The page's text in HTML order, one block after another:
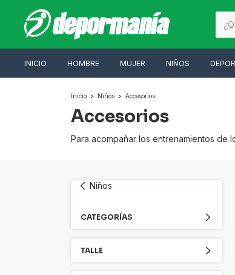
INICIO HOMBRE MUJER NIÑOS
Inicio > Niños > Accesorios
Accesorios
Para acompañar los entrenamientos de
Niños
CATEGORÍAS
TALLE